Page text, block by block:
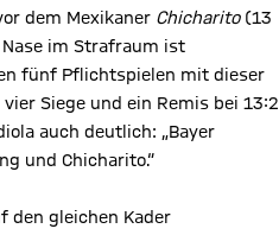
dem Mexikaner Chicharito(13
Nase im Strafraum ist
fünf Pflichtspielen mit dieser
Siege und ein Remis bei 13:2
auch deutlich: „Bayer
und Chicharito.“
den gleichen Kader